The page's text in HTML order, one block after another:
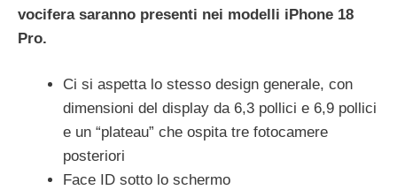
vocifera saranno presenti nei modelli iPhone 18
Pro.
Ci si aspetta lo stesso design generale, con
dimensioni del display da 6,3 pollici e 6,9 ​​pollici
e un “plateau” che ospita tre fotocamere
posteriori
Face ID sotto lo schermo